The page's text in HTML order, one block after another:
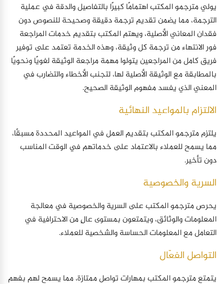
يولي مترجمو المكتب اهتمامًا كبيرًا بالتفاصيل والدقة في عملية
الترجمة، مما يضمن تقديم ترجمة دقيقة وصحيحة للنصوص دون
فقدان المعاني الأصلية، ويهتم المكتب بتقديم خدمات المراجعة
فور الانتهاء من ترجمة كل وثيقة، وهذه الخدمة تعتمد على توفير
فريق كامل من المراجعين يتولوا مهمة مراجعة الوثيقة لغويًا ونحويًا
بالمطابقة مع الوثيقة الأصلية لها، لتجنب الأخطاء والتضارب في
المعني الذي يفسد مفهوم الوثيقة الصحيح.
الالتزام بالمواعيد النهائية
يلتزم مترجمو المكتب بتقديم العمل في المواعيد المحددة مسبقًا،
مما يسمح للعملاء بالاعتماد على خدماتهم في الوقت المناسب
دون تأخير.
السرية والخصوصية
يحرص مترجمو المكتب على السرية والخصوصية في معالجة
المعلومات والوثائق، ويتمتعون بمستوى عالٍ من الاحترافية في
التعامل مع المعلومات الحساسة والشخصية للعملاء.
التواصل الفعّال
يتمتع مترجمو المكتب بمهارات تواصل ممتازة، مما يسمح لهم بفهم